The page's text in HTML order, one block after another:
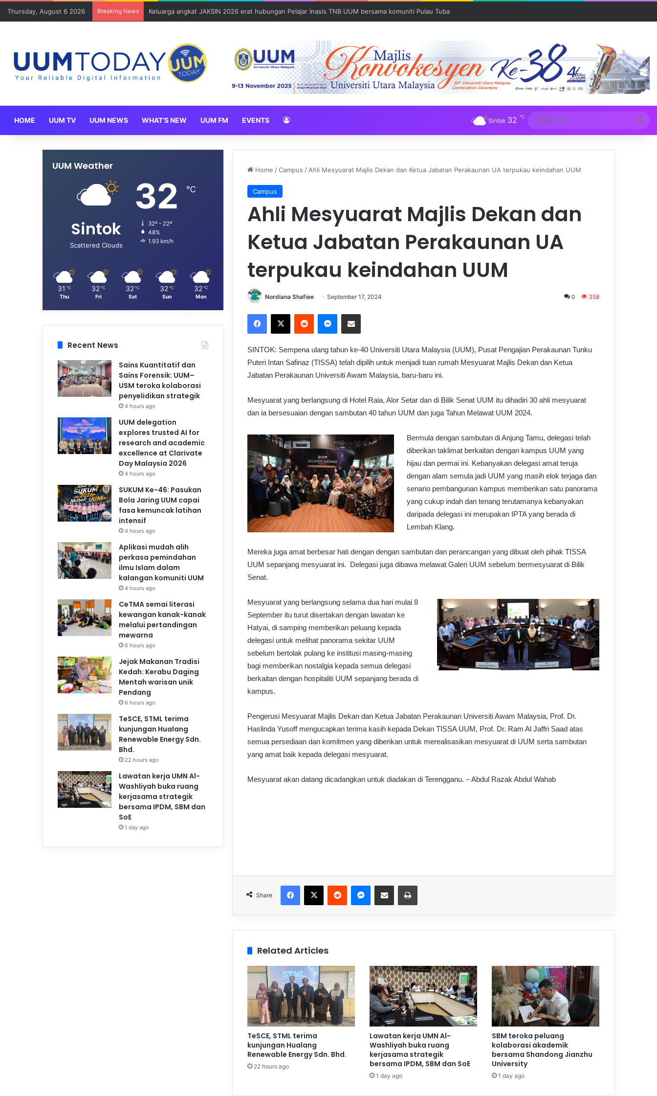
Thursday, August 6 2026 Breaking News Keluarga angkat JAKSIN 2026 erat hubungan Pelajar Inasis TNB UUM bersama komuniti Pulau Tuba
HOME UUM TV UUM NEWS WHAT’S NEW UUM FM EVENTS Sintok 32 ℃
for
Home /Campus / Ahli Mesyuarat Majlis Dekan dan Ketua Jabatan Perakaunan UA terpukau keindahan UUM
Campus
Ahli Mesyuarat Majlis Dekan dan
Ketua Jabatan Perakaunan UA
terpukau keindahan UUM
Nordiana Shafiee September 17, 2024 0 358
SINTOK: Sempena ulang tahun ke-40 Universiti Utara Malaysia (UUM), Pusat Pengajian Perakaunan Tunku
Puteri Intan Safinaz (TISSA) telah dipilih untuk menjadi tuan rumah Mesyuarat Majlis Dekan dan Ketua
Jabatan Perakaunan Universiti Awam Malaysia, baru-baru ini.
Mesyuarat yang berlangsung di Hotel Raia, Alor Setar dan di Bilik Senat UUM itu dihadiri 30 ahli mesyuarat
dan ia bersesuaian dengan sambutan 40 tahun UUM dan juga Tahun Melawat UUM 2024.
Bermula dengan sambutan di Anjung Tamu, delegasi telah
diberikan taklimat berkaitan dengan kampus UUM yang
hijau dan permai ini. Kebanyakan delegasi amat teruja
dengan alam semula jadi UUM yang masih elok terjaga dan
senario pembangunan kampus memberikan satu panorama
yang cukup indah dan tenang terutamanya kebanyakan
daripada delegasi ini merupakan IPTA yang berada di
Lembah Klang.
Mereka juga amat berbesar hati dengan dengan sambutan dan perancangan yang dibuat oleh pihak TISSA
UUM sepanjang mesyuarat ini. Delegasi juga dibawa melawat Galeri UUM sebelum bermesyuarat di Bilik
Senat.
Mesyuarat yang berlangsung selama dua hari mulai 8
September itu turut disertakan dengan lawatan ke
Hatyai, di samping memberikan peluang kepada
delegasi untuk melihat panorama sekitar UUM
sebelum bertolak pulang ke institusi masing-masing
bagi memberikan nostalgia kepada semua delegasi
berkaitan dengan hospitaliti UUM sepanjang berada di
kampus.
Pengerusi Mesyuarat Majlis Dekan dan Ketua Jabatan Perakaunan Universiti Awam Malaysia, Prof. Dr.
Haslinda Yusoff mengucapkan terima kasih kepada Dekan TISSA UUM, Prof. Dr. Ram Al Jaffri Saad atas
semua persediaan dan komitmen yang diberikan untuk merealisasikan mesyuarat di UUM serta sambutan
yang amat baik kepada delegasi mesyuarat.
Mesyuarat akan datang dicadangkan untuk diadakan di Terengganu. – Abdul Razak Abdul Wahab
Share
Related Articles
TeSCE, STML terima
kunjungan Hualang
Renewable Energy Sdn. Bhd.
22 hours ago
Lawatan kerja UMN Al-
Washliyah buka ruang
kerjasama strategik
bersama IPDM, SBM dan SoE
1 day ago
SBM teroka peluang
kolaborasi akademik
bersama Shandong Jianzhu
University
1 day ago
UUM Weather
Sintok
Scattered Clouds
32 ℃
32º - 22º
48%
1.93 km/h
31 ℃
Thu
32 ℃
Fri
32 ℃
Sat
32 ℃
Sun
32 ℃
Mon
Recent News
Sains Kuantitatif dan
Sains Forensik: UUM–
USM teroka kolaborasi
penyelidikan strategik
4 hours ago
UUM delegation
explores trusted AI for
research and academic
excellence at Clarivate
Day Malaysia 2026
4 hours ago
SUKUM Ke-46: Pasukan
Bola Jaring UUM capai
fasa kemuncak latihan
intensif
4 hours ago
Aplikasi mudah alih
perkasa pemindahan
ilmu Islam dalam
kalangan komuniti UUM
4 hours ago
CeTMA semai literasi
kewangan kanak-kanak
melalui pertandingan
mewarna
6 hours ago
Jejak Makanan Tradisi
Kedah: Kerabu Daging
Mentah warisan unik
Pendang
6 hours ago
TeSCE, STML terima
kunjungan Hualang
Renewable Energy Sdn.
Bhd.
22 hours ago
Lawatan kerja UMN Al-
Washliyah buka ruang
kerjasama strategik
bersama IPDM, SBM dan
SoE
1 day ago